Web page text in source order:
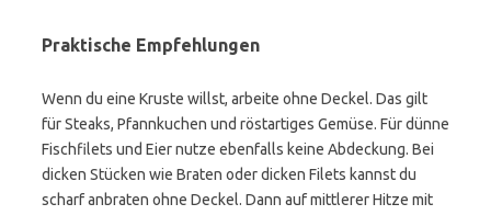
Praktische Empfehlungen
Wenn du eine Kruste willst, arbeite ohne Deckel. Das gilt
für Steaks, Pfannkuchen und röstartiges Gemüse. Für dünne
Fischfilets und Eier nutze ebenfalls keine Abdeckung. Bei
dicken Stücken wie Braten oder dicken Filets kannst du
scharf anbraten ohne Deckel. Dann auf mittlerer Hitze mit